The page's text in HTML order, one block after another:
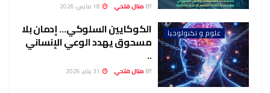
BY منال فتحي
علوم و تكنولوجيا الكوكايين السلوكي… إدمان بلا
مسحوق يهدد الوعي الإنساني
..
BY منال فتحي